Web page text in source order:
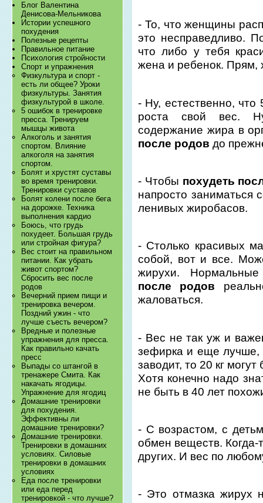
Блог Валентина
Денисова-Мельникова
Истории успешного
похудения
Полезные рецепты
Правильное питание
Психология стройности
Спорт и упражнения
Физкультура и спорт -
есть ли общее? Уроки
физкультуры. Занятия
физкультурой в школе.
5 ошибок в тренировке
пресса. Тренируем
мышцы живота
Алкоголь и занятия
спортом. Влияние
алкоголя на занятия
спортом.
Болят и хрустят суставы
во время тренировки.
Тренировки суставов
Болят колени после бега
на дорожке. Техника
выполнения кардио
Боюсь, что грудь
похудеет. Большая грудь
или стройная фигура?
Вес стоит на правильном
питании. Как убрать
живот спортом?
Сбросить вес после
родов
Вечерний прием пищи и
тренировка вечером.
Поздний ужин - что
лучше съесть вечером?
Вредные и полезные
упражнения для пресса.
Как правильно качать
пресс
Выпады со штангой в
тренажере Смита. Как
накачать ягодицы.
Упражнение для ягодиц
Домашние тренировки
для похудения.
Эффективны ли
домашние тренировки?
Домашние тренировки.
Тренировки в домашних
условиях. Силовые
тренировки в домашних
условиях
Еда после тренировки
или еда перед
тренировкой - что лучше?
- То, что женщины
это несправедливо.
что либо у тебя
жена и ребенок. Прям,
- Ну, естественно, что
роста свой вес.
содержание жира в
после родов до
- Чтобы похудеть
напросто заниматься
ленивых жиробасов.
- Столько красивых
собой, вот и все.
жирухи.
после родов
жаловаться.
- Вес не так уж и
зефирка и еще лучше,
заводит, то 20 кг
Хотя конечно надо
не быть в 40 лет
- С возрастом, с
обмен веществ. Когда-
других. И вес по
- Это отмазка жирух